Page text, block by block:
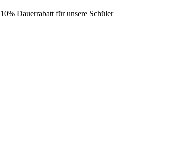
10% Dauerrabatt für unsere Schüler